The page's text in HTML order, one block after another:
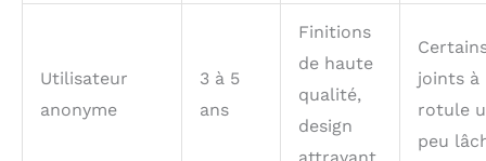
Utilisateur
anonyme
3 à 5
ans
Finitions
de haute
qualité,
design
joints à
rotule
peu